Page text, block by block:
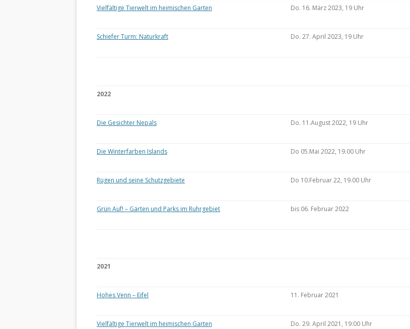
Vielfältige Tierwelt im heimischen Garten Do. 16. März 2023, 19 Uhr
Schiefer Turm: Naturkraft Do. 27. April 2023, 19 Uhr
2022
Die Gesichter Nepals Do. 11.August 2022, 19 Uhr
Die Winterfarben Islands Do 05.Mai 2022, 19.00 Uhr
Rügen und seine Schutzgebiete Do 10.Februar 22, 19.00 Uhr
Grün Auf! – Gärten und Parks im Ruhrgebiet bis 06. Februar 2022
2021
Hohes Venn – Eifel 11. Februar 2021
Vielfältige Tierwelt im heimischen Garten Do. 29. April 2021, 19:00 Uhr